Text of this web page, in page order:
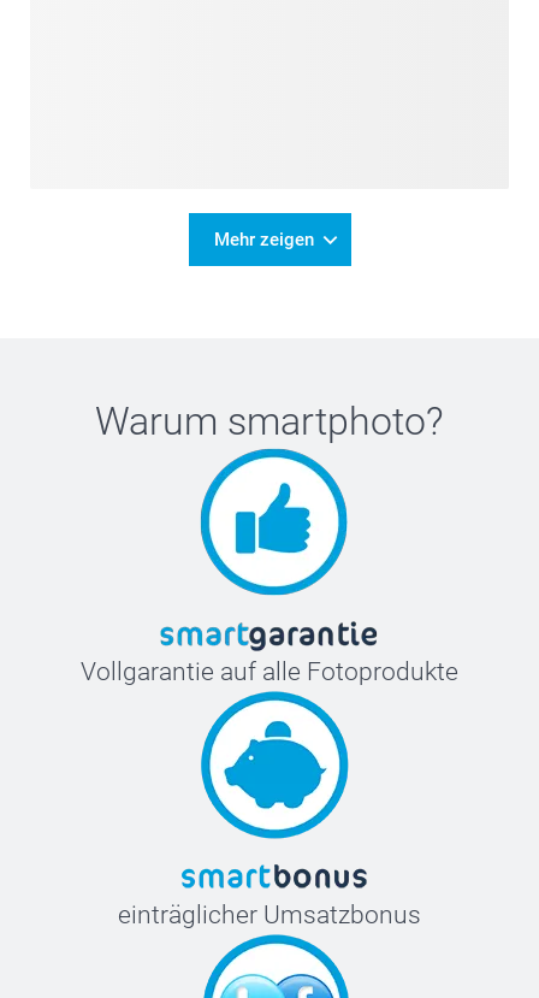
Mehr zeigen
Warum smartphoto?
Vollgarantie auf alle Fotoprodukte
einträglicher Umsatzbonus